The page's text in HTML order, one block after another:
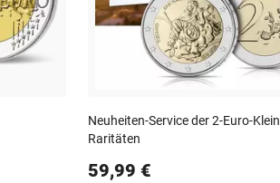
Neuheiten-Service der 2-Euro-
Raritäten
59,99 €